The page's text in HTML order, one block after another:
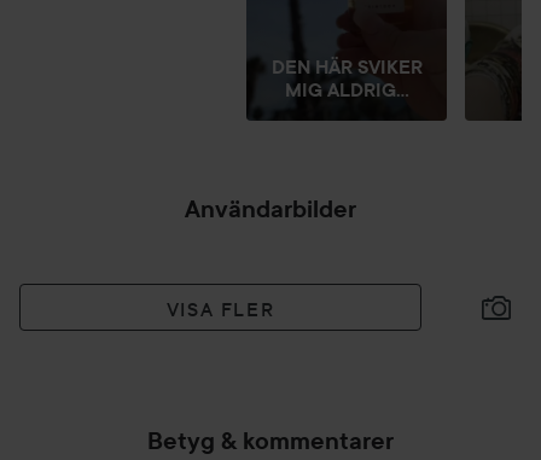
DEN HÄR SVIKER
MIG ALDRIG...
Användarbilder
VISA FLER
Betyg & kommentarer